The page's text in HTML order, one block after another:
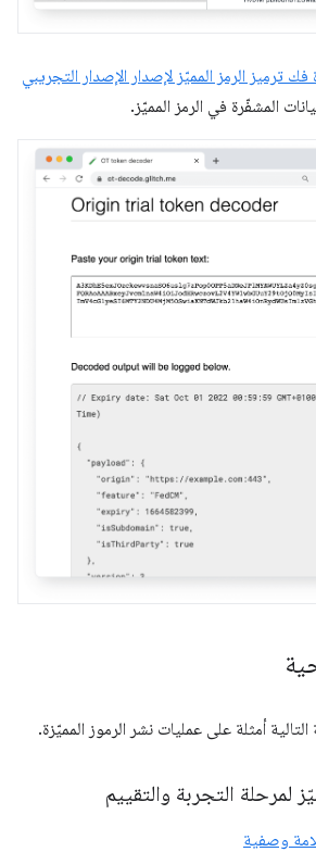
فك ترميز الرمز المميّز لإصدار الإصدار التجريبي
المشفّرة في الرمز المميّز.
أمثلة على عمليات نشر الرموز المميّزة.
لمرحلة التجربة والتقييم
وصفية